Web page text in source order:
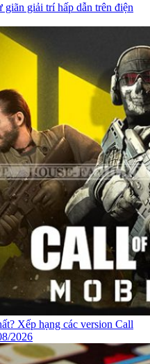
giãn giải trí hấp dẫn trên điện
Xếp hạng các version Call
2026